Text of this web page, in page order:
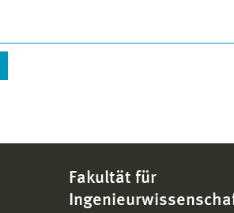
Fakultät für